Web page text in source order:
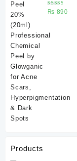
20 ml
Rated
5.00out
₨ 890
Products